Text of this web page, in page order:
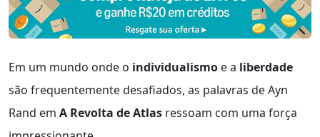
Em um mundo onde o individualismo e a liberdade
são frequentemente desafiados, as palavras de Ayn
Rand em A Revolta de Atlas ressoam com uma força